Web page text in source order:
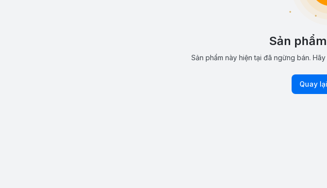
Sản
Sản phẩm này hiện tại đã ngừng bán.
Quay